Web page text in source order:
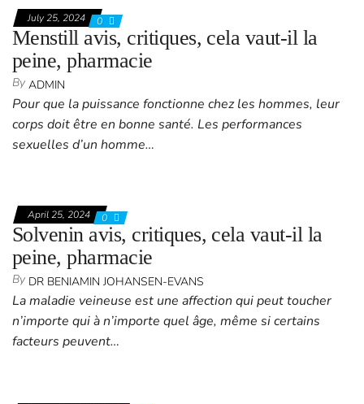
July 25, 2024 0
Menstill avis, critiques, cela vaut-il la
peine, pharmacie
By ADMIN
Pour que la puissance fonctionne chez les hommes, leur
corps doit être en bonne santé. Les performances
sexuelles d’un homme…
April 25, 2024 0
Solvenin avis, critiques, cela vaut-il la
peine, pharmacie
By DR BENIAMIN JOHANSEN-EVANS
La maladie veineuse est une affection qui peut toucher
n’importe qui à n’importe quel âge, même si certains
facteurs peuvent…